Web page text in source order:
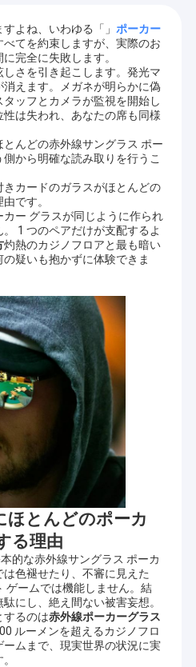
よね、いわゆる「」 ポーカー
べてを約束しますが、実際のお
完全に失敗します。
さを引き起こします。発光マ
えます。メガネが明らかに偽
ッフとカメラが監視を開始し
は失われ、あなたの席も同様
んどの赤外線サングラス ポー
から明確な読み取りを行うこ
カードのガラスがほとんどの
です。
ー グラスが同じように作られ
1 つのペアだけが支配するよ
灼熱のカジノフロアと最も暗い
疑いも抱かずに体験できま
ほとんどのポーカ
る理由
的な赤外線サングラス ポーカ
色褪せたり、不審に見えた
ゲームでは機能しません。結
にし、絶え間ない被害妄想。
するのは赤外線ポーカーグラス
ルーメンを超えるカジノフロ
ムまで、現実世界の状況に実